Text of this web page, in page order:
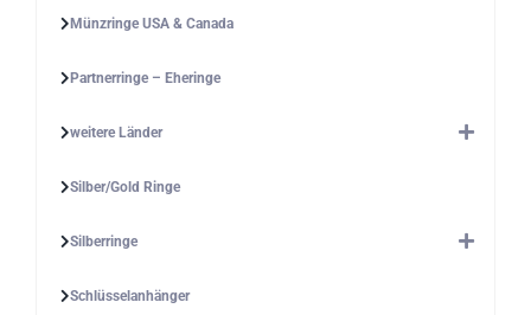
Münzringe USA & Canada
Partnerringe – Eheringe
weitere Länder
Silber/Gold Ringe
Silberringe
Schlüsselanhänger